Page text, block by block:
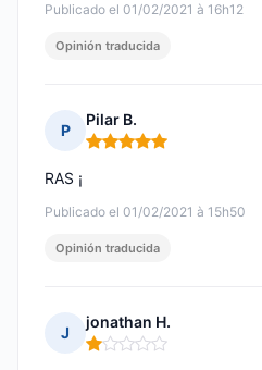
Publicado el 01/02/2021 à 16h12
Opinión traducida
P
Pilar B.
Nota: 5 de 5
Publicado el 01/02/2021 à 15h50
RAS ¡
Opinión traducida
J
jonathan H.
Nota: 1 de 5